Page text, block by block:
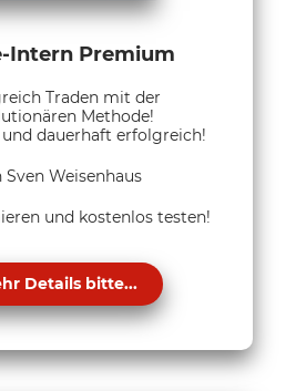
Intern Premium
Traden mit der
Methode!
dauerhaft erfolgreich!
Sven Weisenhaus
und kostenlos testen!
Details bitte...